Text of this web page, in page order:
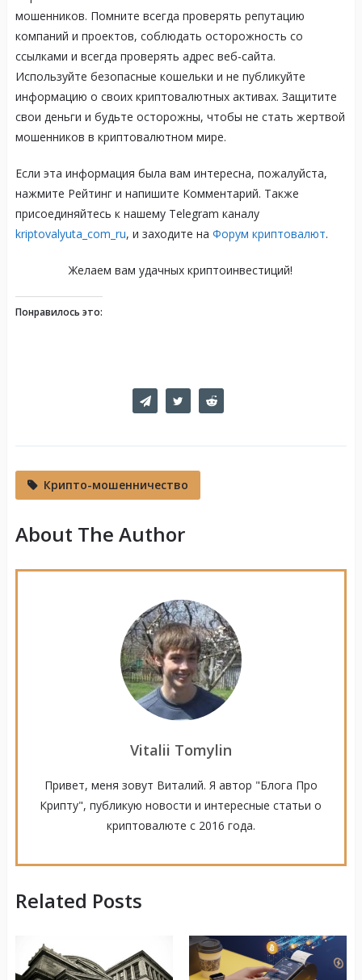
мошенников. Помните всегда проверять репутацию
компаний и проектов, соблюдать осторожность со
ссылками и всегда проверять адрес веб-сайта.
Используйте безопасные кошельки и не публикуйте
информацию о своих криптовалютных активах. Защитите
свои деньги и будьте осторожны, чтобы не стать жертвой
мошенников в криптовалютном мире.
Если эта информация была вам интересна, пожалуйста,
нажмите Рейтинг и напишите Комментарий. Также
присоединяйтесь к нашему Telegram каналу
kriptovalyuta_com_ru, и заходите на Форум криптовалют.
Желаем вам удачных криптоинвестиций!
Понравилось это:
Крипто-мошенничество
About The Author
Vitalii Tomylin
Привет, меня зовут Виталий. Я автор "Блога Про
Крипту", публикую новости и интересные статьи о
криптовалюте с 2016 года.
Related Posts